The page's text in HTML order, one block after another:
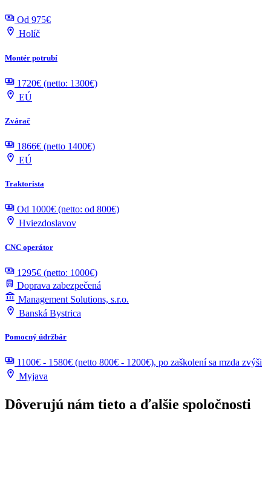
Od 975€
Holíč
Montér potrubí
1720€ (netto: 1300€)
EÚ
Zvárač
1866€ (netto 1400€)
EÚ
Traktorista
Od 1000€ (netto: od 800€)
Hviezdoslavov
CNC operátor
1295€ (netto: 1000€)
Doprava zabezpečená
Management Solutions, s.r.o.
Banská Bystrica
Pomocný údržbár
1100€ - 1580€ (netto 800€ - 1200€), po zaškolení sa mzda zvýši
Myjava
Dôverujú nám tieto a ďalšie spoločnosti